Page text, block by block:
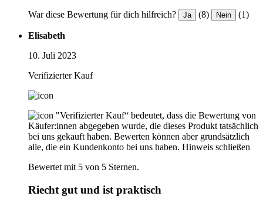
War diese Bewertung für dich hilfreich? Ja (8) Nein (1)
Elisabeth
10. Juli 2023
Verifizierter Kauf
"Verifizierter Kauf“ bedeutet, dass die Bewertung von
Käufer:innen abgegeben wurde, die dieses Produkt tatsächlich
bei uns gekauft haben. Bewerten können aber grundsätzlich
alle, die ein Kundenkonto bei uns haben. Hinweis schließen
Bewertet mit 5 von 5 Sternen.
Riecht gut und ist praktisch